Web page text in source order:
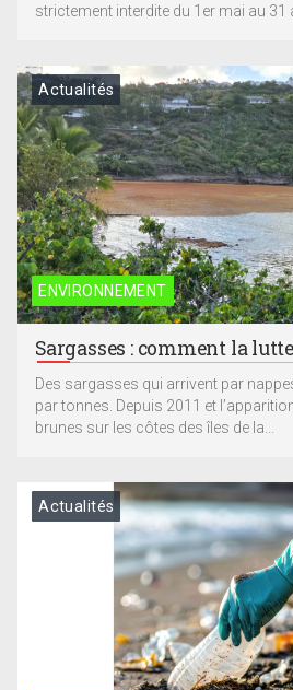
strictement interdite du 1er mai au 31
ENVIRONNEMENT
Actualités
Sargasses : comment la
Des sargasses qui arrivent par
par tonnes. Depuis 2011 et
brunes sur les côtes des îles de la...
Actualités